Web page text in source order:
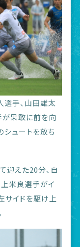
選手、山田雄太
が果敢に前を向
シュートを放ち
迎えた20分、自
上米良選手がイ
サイドを駆け上